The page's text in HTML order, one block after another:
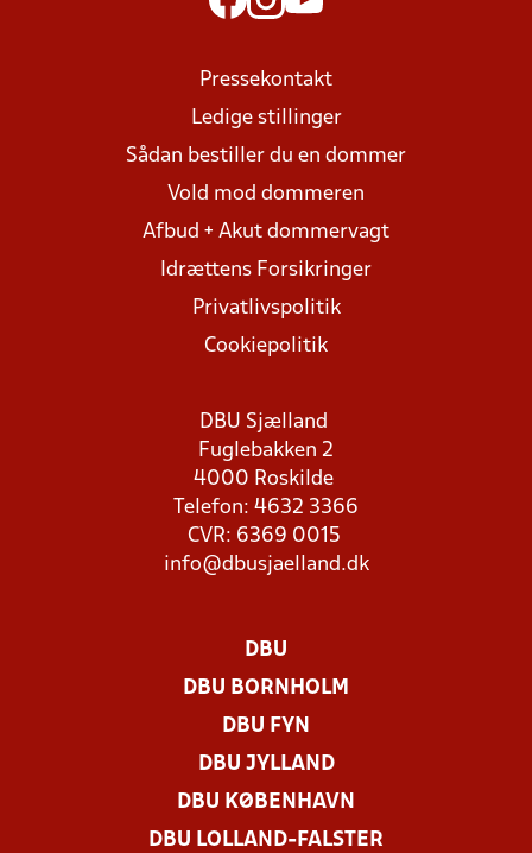
Pressekontakt
Ledige stillinger
Sådan bestiller du en dommer
Vold mod dommeren
Afbud + Akut dommervagt
Idrættens Forsikringer
Privatlivspolitik
Cookiepolitik
DBU Sjælland
Fuglebakken 2
4000 Roskilde
Telefon: 4632 3366
CVR: 6369 0015
info@dbusjaelland.dk
DBU
DBU BORNHOLM
DBU FYN
DBU JYLLAND
DBU KØBENHAVN
DBU LOLLAND-FALSTER